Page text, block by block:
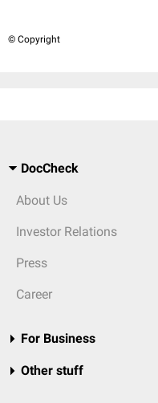
© Copyright
DocCheck
About Us
Investor Relations
Press
Career
For Business
Other stuff